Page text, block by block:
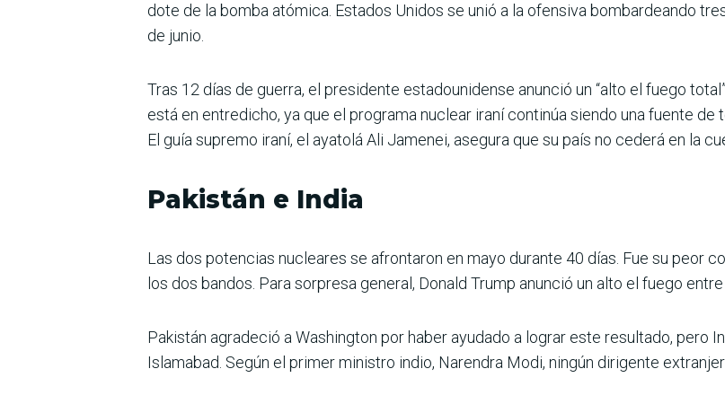
dote de la bomba atómica. Estados Unidos se unió a la ofensiva bombardeando
de junio.
Tras 12 días de guerra, el presidente estadounidense anunció un “alto el fuego
está en entredicho, ya que el programa nuclear iraní continúa siendo una fuente
El guía supremo iraní, el ayatolá Ali Jamenei, asegura que su país no cederá en la
Pakistán e India
Las dos potencias nucleares se afrontaron en mayo durante 40 días. Fue su peor
los dos bandos. Para sorpresa general, Donald Trump anunció un alto el fuego
Pakistán agradeció a Washington por haber ayudado a lograr este resultado, pero
Islamabad. Según el primer ministro indio, Narendra Modi, ningún dirigente